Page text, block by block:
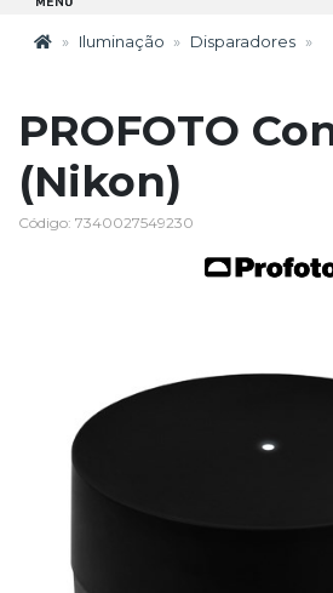
Iluminação Disparadores
PROFOTO
(Nikon)
Código: 7340027549230